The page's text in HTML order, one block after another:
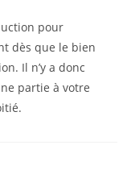
pour
dès que le bien
Il n’y a donc
partie à votre